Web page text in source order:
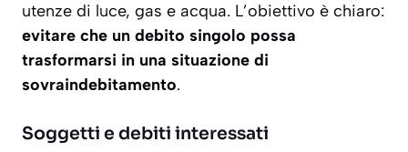
utenze di luce, gas e acqua. L’obiettivo è chiaro:
evitare che un debito singolo possa
trasformarsi in una situazione di
sovraindebitamento.
Soggetti e debiti interessati